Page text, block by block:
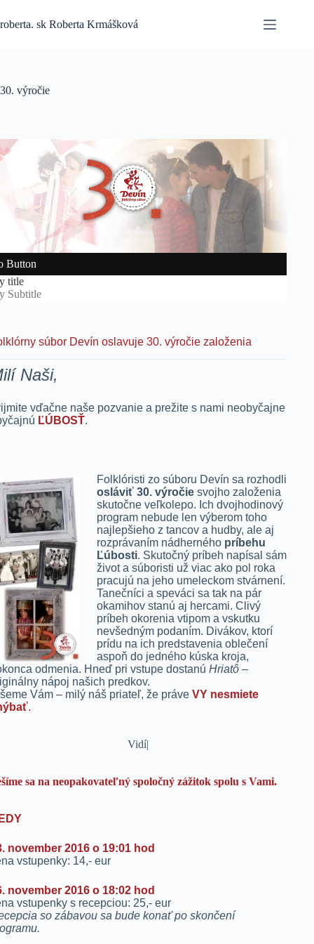
content
roberta. sk Roberta Krmášková
30. výročie
Button
title
Subtitle
súbor Devín oslavuje 30. výročie založenia
Naši,
vďačne naše pozvanie a prežite s nami neobyčajne
ĽÚBOSŤ.
Folklóristi zo súboru Devín sa rozhodli
osláviť 30. výročie svojho založenia
skutočne veľkolepo. Ich dvojhodinový
program nebude len výberom toho
najlepšieho z tancov a hudby, ale aj
rozprávaním nádherného príbehu
Ľúbosti. Skutočný príbeh napísal sám
život a súboristi už viac ako pol roka
pracujú na jeho umeleckom stvárnení.
Tanečníci a speváci sa tak na pár
okamihov stanú aj hercami. Clivý
príbeh okorenia vtipom a vskutku
nevšedným podaním. Divákov, ktorí
prídu na ich predstavenia oblečení
aspoň do jedného kúska kroja,
odmenia. Hneď pri vstupe dostanú Hriatô –
nápoj našich predkov.
Vám – milý náš priateľ, že práve VY nesmiete
.
V|
sa na neopakovateľný spoločný zážitok spolu s Vami.
november 2016 o 19:01 hod
vstupenky: 14,- eur
november 2016 o 18:02 hod
vstupenky s recepciou: 25,- eur
so zábavou sa bude konať po skončení